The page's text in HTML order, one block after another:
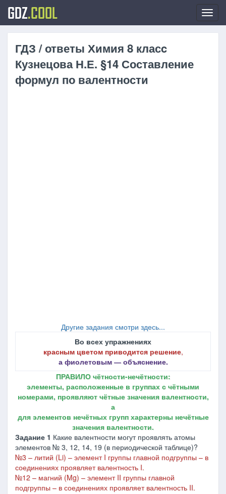
GDZ.COOL
ГДЗ / ответы Химия 8 класc
Кузнецова Н.Е. §14 Составление
формул по валентности
Другие задания смотри здесь...
Во всех упражнениях
красным цветом приводится решение,
а фиолетовым ― объяснение.
ПРАВИЛО чётности-нечётности:
элементы, расположенные в группах с чётными
номерами, проявляют чётные значения валентности,
а
для элементов нечётных групп характерны нечётные
значения валентности.
Задание 1 Какие валентности могут проявлять атомы
элементов № 3, 12, 14, 19 (в периодической таблице)?
№3 – литий (Li) – элемент I группы главной подгруппы – в
соединениях проявляет валентность I.
№12 – магний (Mg) – элемент II группы главной
подгруппы – в соединениях проявляет валентность II.